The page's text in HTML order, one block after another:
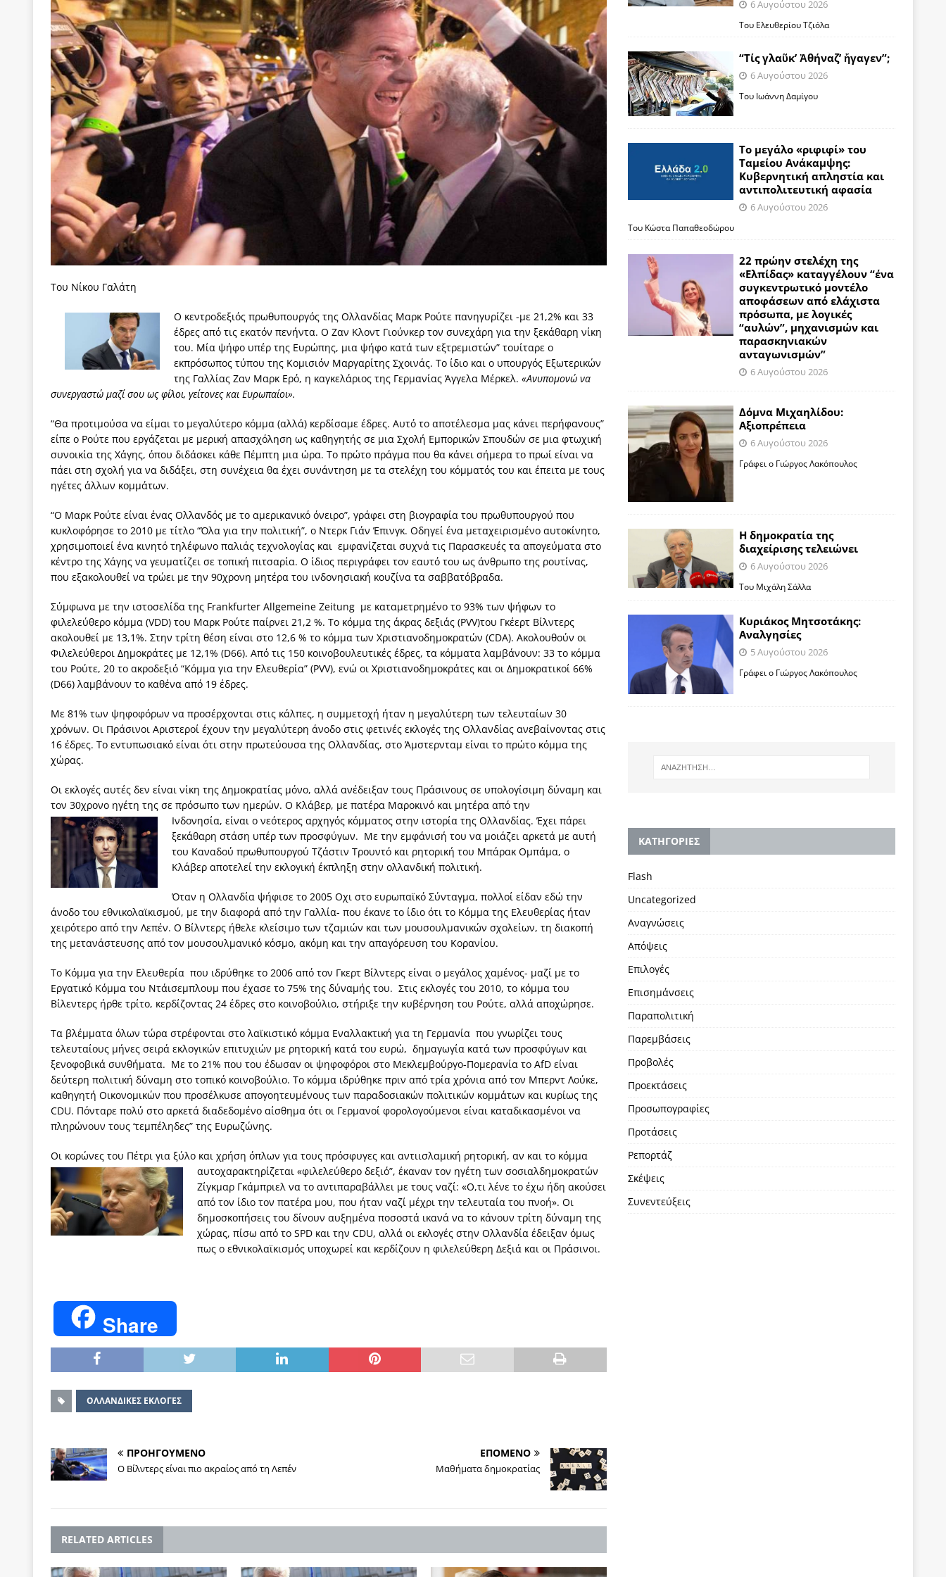
[ 22 Μαΐου 2020 ] Μακάριος Λαζαρίδης: Έργο!
ΠΡΟΣΩΠΟΓΡΑΦΙΕΣ
[ 6 Αυγούστου 2026 ] Κ. Μητσοτάκης, Α. Τσίπρας, Μ. Καρυστιανού, Α. Σαμαράς: παλαιοί παίκτες και νέοι σε νέους ρόλους
-και οι εκλογές της Άνοιξης
ΑΠΟΨΕΙΣ
[ 6 Αυγούστου 2026 ] “Τίς γλαῦκ’ Ἀθήναζ’ ἤγαγεν”;
[ 6 Αυγούστου 2026 ] Το μεγάλο «ριφιφί» του Ταμείου Ανάκαμψης: Κυβερνητική απληστία και αντιπολιτευτική αφασία
ΑΠΟΨΕΙΣ
[ 6 Αυγούστου 2026 ] 22 πρώην στελέχη της «Ελπίδας» καταγγέλουν “ένα συγκεντρωτικό μοντέλο αποφάσεων από
ελάχιστα πρόσωπα, με λογικές “αυλών”, μηχανισμών και παρασκηνιακών ανταγωνισμών”
ΣΚΕΨΕΙΣ
[ 6 Αυγούστου 2026 ]
ΠΡΟΒΟΛΕΣ
[ 6 Αυγούστου 2026 ]
Η δημοκρατία της διαχείρισης τελειώνει
ΠΑΡΕΜΒΑΣΕΙΣ
[ 5 Αυγούστου 2026 ]
Κυριάκος Μητσοτάκης: Αναλγησίες
[ 4 Αυγούστου 2026 ]
ΠΑΡΕΜΒΑΣΕΙΣ
[ 4 Αυγούστου 2026 ] Εφημερίδα «Εστία»: Όταν η δημοσιογραφία βάζει τα χέρια της και βγάζει τα μάτια της
[ 4 Αυγούστου 2026 ] Η συμφωνία πυρηνικής συνεργασίας ΗΠΑ-Σαουδικής Αραβίας
ΑΠΟΨΕΙΣ
[ 4 Αυγούστου 2026 ] Τα γεγονότα της Τηλλυρίας και το Σχέδιο Άτσεσον
[ 4 Αυγούστου 2026 ] Tηλεοπτικοί “Mega-Fiers”…
ΑΠΟΨΕΙΣ
[ 4 Αυγούστου 2026 ]
Κώστας Τσουκαλάς: Αντιπολίτευση
ΠΡΟΒΟΛΕΣ
[ 4 Αυγούστου 2026 ] Ο Ιωάννης Μεταξάς και η 4η Αυγούστου: Πώς ένας αποτυχημένος κοινοβουλευτικός έγινε
Του Νίκου Γαλάτη
Ο κεντροδεξιός πρωθυπουργός της Ολλανδίας Μαρκ Ρούτε πανηγυρίζει -με 21,2% και 33
έδρες από τις εκατόν πενήντα. Ο Ζαν Κλοντ Γιούνκερ τον συνεχάρη για την ξεκάθαρη νίκη
του. Μία ψήφο υπέρ της Ευρώπης, μια ψήφο κατά των εξτρεμιστών” τουίταρε ο
εκπρόσωπος τύπου της Κομισιόν Μαργαρίτης Σχοινάς. Το ίδιο και ο υπουργός Εξωτερικών
της Γαλλίας Ζαν Μαρκ Ερό, η καγκελάριος της Γερμανίας Άγγελα Μέρκελ. «Ανυπομονώ να
συνεργαστώ μαζί σου ως φίλοι, γείτονες και Ευρωπαίοι».
“Θα προτιμούσα να είμαι το μεγαλύτερο κόμμα (αλλά) κερδίσαμε έδρες. Αυτό το αποτέλεσμα μας κάνει περήφανους”
είπε ο Ρούτε που εργάζεται με μερική απασχόληση ως καθηγητής σε μια Σχολή Εμπορικών Σπουδών σε μια φτωχική
συνοικία της Χάγης, όπου διδάσκει κάθε Πέμπτη μια ώρα. Το πρώτο πράγμα που θα κάνει σήμερα το πρωί είναι να
πάει στη σχολή για να διδάξει, στη συνέχεια θα έχει συνάντηση με τα στελέχη του κόμματός του και έπειτα με τους
ηγέτες άλλων κομμάτων.
“Ο Μαρκ Ρούτε είναι ένας Ολλανδός με το αμερικανικό όνειρο”, γράφει στη βιογραφία του πρωθυπουργού που
κυκλοφόρησε το 2010 με τίτλο “Όλα για την πολιτική”, ο Ντερκ Γιάν Έπινγκ. Οδηγεί ένα μεταχειρισμένο αυτοκίνητο,
χρησιμοποιεί ένα κινητό τηλέφωνο παλιάς τεχνολογίας και εμφανίζεται συχνά τις Παρασκευές τα απογεύματα στο
κέντρο της Χάγης να γευματίζει σε τοπική πιτσαρία. Ο ίδιος περιγράφει τον εαυτό του ως άνθρωπο της ρουτίνας,
που εξακολουθεί να τρώει με την 90χρονη μητέρα του ινδονησιακή κουζίνα τα σαββατόβραδα.
Σύμφωνα με την ιστοσελίδα της Frankfurter Allgemeine Zeitung με καταμετρημένο το 93% των ψήφων το
φιλελεύθερο κόμμα (VDD) του Μαρκ Ρούτε παίρνει 21,2 %. Το κόμμα της άκρας δεξιάς (PVV)του Γκέερτ Βίλντερς
ακολουθεί με 13,1%. Στην τρίτη θέση είναι στο 12,6 % το κόμμα των Χριστιανοδημοκρατών (CDA). Ακολουθούν οι
Φιλελεύθεροι Δημοκράτες με 12,1% (D66). Από τις 150 κοινοβουλευτικές έδρες, τα κόμματα λαμβάνουν: 33 το κόμμα
του Ρούτε, 20 το ακροδεξιό “Κόμμα για την Ελευθερία” (PVV), ενώ οι Χριστιανοδημοκράτες και οι Δημοκρατικοί 66%
(D66) λαμβάνουν το καθένα από 19 έδρες.
Με 81% των ψηφοφόρων να προσέρχονται στις κάλπες, η συμμετοχή ήταν η μεγαλύτερη των τελευταίων 30
χρόνων. Οι Πράσινοι Αριστεροί έχουν την μεγαλύτερη άνοδο στις φετινές εκλογές της Ολλανδίας ανεβαίνοντας στις
16 έδρες. Το εντυπωσιακό είναι ότι στην πρωτεύουσα της Ολλανδίας, στο Άμστερνταμ είναι το πρώτο κόμμα της
χώρας.
Οι εκλογές αυτές δεν είναι νίκη της Δημοκρατίας μόνο, αλλά ανέδειξαν τους Πράσινους σε υπολογίσιμη δύναμη και
τον 30χρονο ηγέτη της σε πρόσωπο των ημερών. Ο Κλάβερ, με πατέρα Μαροκινό και μητέρα από την
Ινδονησία, είναι ο νεότερος αρχηγός κόμματος στην ιστορία της Ολλανδίας. Έχει πάρει
ξεκάθαρη στάση υπέρ των προσφύγων. Με την εμφάνισή του να μοιάζει αρκετά με αυτή
του Καναδού πρωθυπουργού Τζάστιν Τρουντό και ρητορική του Μπάρακ Ομπάμα, ο
Κλάβερ αποτελεί την εκλογική έκπληξη στην ολλανδική πολιτική.
Όταν η Ολλανδία ψήφισε το 2005 Οχι στο ευρωπαϊκό Σύνταγμα, πολλοί είδαν εδώ την
άνοδο του εθνικολαϊκισμού, με την διαφορά από την Γαλλία- που έκανε το ίδιο ότι το Κόμμα της Ελευθερίας ήταν
χειρότερο από την Λεπέν. Ο Βίλντερς ήθελε κλείσιμο των τζαμιών και των μουσουλμανικών σχολείων, τη διακοπή
της μετανάστευσης από τον μουσουλμανικό κόσμο, ακόμη και την απαγόρευση του Κορανίου.
Το Κόμμα για την Ελευθερία που ιδρύθηκε το 2006 από τον Γκερτ Βίλντερς είναι ο μεγάλος χαμένος- μαζί με το
Εργατικό Κόμμα του Ντάισεμπλουμ που έχασε το 75% της δύναμής του. Στις εκλογές του 2010, το κόμμα του
Βίλεντερς ήρθε τρίτο, κερδίζοντας 24 έδρες στο κοινοβούλιο, στήριξε την κυβέρνηση του Ρούτε, αλλά αποχώρησε.
Τα βλέμματα όλων τώρα στρέφονται στο λαϊκιστικό κόμμα Εναλλακτική για τη Γερμανία που γνωρίζει τους
τελευταίους μήνες σειρά εκλογικών επιτυχιών με ρητορική κατά του ευρώ, δημαγωγία κατά των προσφύγων και
ξενοφοβικά συνθήματα. Με το 21% που του έδωσαν οι ψηφοφόροι στο Μεκλεμβούργο-Πομερανία το AfD είναι
δεύτερη πολιτική δύναμη στο τοπικό κοινοβούλιο. Το κόμμα ιδρύθηκε πριν από τρία χρόνια από τον Μπερντ Λούκε,
καθηγητή Οικονομικών που προσέλκυσε απογοητευμένους των παραδοσιακών πολιτικών κομμάτων και κυρίως της
CDU. Πόνταρε πολύ στο αρκετά διαδεδομένο αίσθημα ότι οι Γερμανοί φορολογούμενοι είναι καταδικασμένοι να
πληρώνουν τους ‘τεμπέληδες” της Ευρωζώνης.
Οι κορώνες του Πέτρι για ξύλο και χρήση όπλων για τους πρόσφυγες και αντιισλαμική ρητορική, αν και το κόμμα
αυτοχαρακτηρίζεται «φιλελεύθερο δεξιό”, έκαναν τον ηγέτη των σοσιαλδημοκρατών
Ζίγκμαρ Γκάμπριελ να το αντιπαραβάλλει με τους ναζί: «Ο,τι λένε το έχω ήδη ακούσει
από τον ίδιο τον πατέρα μου, που ήταν ναζί μέχρι την τελευταία του πνοή». Οι
δημοσκοπήσεις του δίνουν αυξημένα ποσοστά ικανά να το κάνουν τρίτη δύναμη της
χώρας, πίσω από το SPD και την CDU, αλλά οι εκλογές στην Ολλανδία έδειξαν όμως
πως ο εθνικολαϊκισμός υποχωρεί και κερδίζουν η φιλελεύθερη Δεξιά και οι Πράσινοι.
Share
ΟΛΛΑΝΔΙΚΕΣ ΕΚΛΟΓΕΣ
ΠΡΟΗΓΟΥΜΕΝΟ
Ο Βίλντερς είναι πιο ακραίος από τη Λεπέν
ΕΠΟΜΕΝΟ
Μαθήματα δημοκρατίας
RELATED ARTICLES
6 Αυγούστου 2026
Του Ελευθερίου Τζιόλα
“Τίς γλαῦκ’ Ἀθήναζ’ ἤγαγεν”;
6 Αυγούστου 2026
Του Ιωάννη Δαμίγου
Το μεγάλο «ριφιφί» του
Ταμείου Ανάκαμψης:
Κυβερνητική απληστία και
αντιπολιτευτική αφασία
6 Αυγούστου 2026
Του Κώστα Παπαθεοδώρου
22 πρώην στελέχη της
«Ελπίδας» καταγγέλουν “ένα
συγκεντρωτικό μοντέλο
αποφάσεων από ελάχιστα
πρόσωπα, με λογικές
“αυλών”, μηχανισμών και
παρασκηνιακών
ανταγωνισμών”
6 Αυγούστου 2026
Δόμνα Μιχαηλίδου:
Αξιοπρέπεια
6 Αυγούστου 2026
Γράφει ο Γιώργος Λακόπουλος
Η δημοκρατία της
διαχείρισης τελειώνει
6 Αυγούστου 2026
Του Μιχάλη Σάλλα
Κυριάκος Μητσοτάκης:
Αναλγησίες
5 Αυγούστου 2026
Γράφει ο Γιώργος Λακόπουλος
KΑΤΗΓΟΡΙΕΣ
Flash
Uncategorized
Αναγνώσεις
Απόψεις
Επιλογές
Επισημάνσεις
Παραπολιτική
Παρεμβάσεις
Προβολές
Προεκτάσεις
Προσωπογραφίες
Προτάσεις
Ρεπορτάζ
Σκέψεις
Συνεντεύξεις